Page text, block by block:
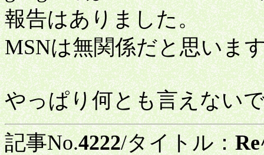
報告はありました。
MSNは無関係だと思いま
やっぱり何とも言えない
記事No.4222/タイトル：